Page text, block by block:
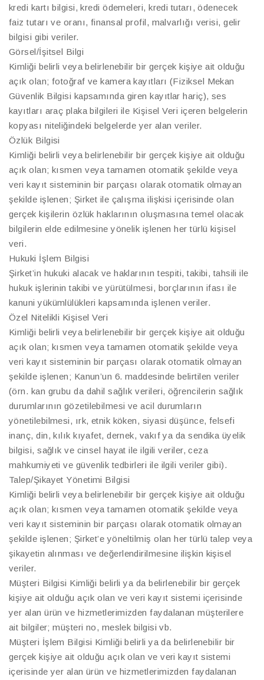
kredi kartı bilgisi, kredi ödemeleri, kredi tutarı, ödenecek
faiz tutarı ve oranı, finansal profil, malvarlığı verisi, gelir
bilgisi gibi veriler.
Görsel/İşitsel Bilgi
Kimliği belirli veya belirlenebilir bir gerçek kişiye ait olduğu
açık olan; fotoğraf ve kamera kayıtları (Fiziksel Mekan
Güvenlik Bilgisi kapsamında giren kayıtlar hariç), ses
kayıtları araç plaka bilgileri ile Kişisel Veri içeren belgelerin
kopyası niteliğindeki belgelerde yer alan veriler.
Özlük Bilgisi
Kimliği belirli veya belirlenebilir bir gerçek kişiye ait olduğu
açık olan; kısmen veya tamamen otomatik şekilde veya
veri kayıt sisteminin bir parçası olarak otomatik olmayan
şekilde işlenen; Şirket ile çalışma ilişkisi içerisinde olan
gerçek kişilerin özlük haklarının oluşmasına temel olacak
bilgilerin elde edilmesine yönelik işlenen her türlü kişisel
veri.
Hukuki İşlem Bilgisi
Şirket’in hukuki alacak ve haklarının tespiti, takibi, tahsili ile
hukuk işlerinin takibi ve yürütülmesi, borçlarının ifası ile
kanuni yükümlülükleri kapsamında işlenen veriler.
Özel Nitelikli Kişisel Veri
Kimliği belirli veya belirlenebilir bir gerçek kişiye ait olduğu
açık olan; kısmen veya tamamen otomatik şekilde veya
veri kayıt sisteminin bir parçası olarak otomatik olmayan
şekilde işlenen; Kanun’un 6. maddesinde belirtilen veriler
(örn. kan grubu da dahil sağlık verileri, öğrencilerin sağlık
durumlarının gözetilebilmesi ve acil durumların
yönetilebilmesi, ırk, etnik köken, siyasi düşünce, felsefi
inanç, din, kılık kıyafet, dernek, vakıf ya da sendika üyelik
bilgisi, sağlık ve cinsel hayat ile ilgili veriler, ceza
mahkumiyeti ve güvenlik tedbirleri ile ilgili veriler gibi).
Talep/Şikayet Yönetimi Bilgisi
Kimliği belirli veya belirlenebilir bir gerçek kişiye ait olduğu
açık olan; kısmen veya tamamen otomatik şekilde veya
veri kayıt sisteminin bir parçası olarak otomatik olmayan
şekilde işlenen; Şirket’e yöneltilmiş olan her türlü talep veya
şikayetin alınması ve değerlendirilmesine ilişkin kişisel
veriler.
Müşteri Bilgisi Kimliği belirli ya da belirlenebilir bir gerçek
kişiye ait olduğu açık olan ve veri kayıt sistemi içerisinde
yer alan ürün ve hizmetlerimizden faydalanan müşterilere
ait bilgiler; müşteri no, meslek bilgisi vb.
Müşteri İşlem Bilgisi Kimliği belirli ya da belirlenebilir bir
gerçek kişiye ait olduğu açık olan ve veri kayıt sistemi
içerisinde yer alan ürün ve hizmetlerimizden faydalanan